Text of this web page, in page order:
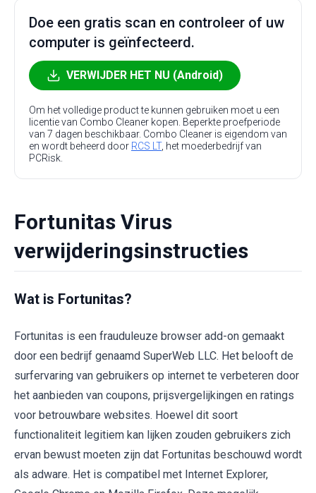
Doe een gratis scan en controleer of uw
computer is geïnfecteerd.
VERWIJDER HET NU (Android)
Om het volledige product te kunnen gebruiken moet u een
licentie van Combo Cleaner kopen. Beperkte proefperiode
van 7 dagen beschikbaar. Combo Cleaner is eigendom van
en wordt beheerd door RCS LT, het moederbedrijf van
PCRisk.
Fortunitas Virus
verwijderingsinstructies
Wat is Fortunitas?
Fortunitas is een frauduleuze browser add-on gemaakt
door een bedrijf genaamd SuperWeb LLC. Het belooft de
surfervaring van gebruikers op internet te verbeteren door
het aanbieden van coupons, prijsvergelijkingen en ratings
voor betrouwbare websites. Hoewel dit soort
functionaliteit legitiem kan lijken zouden gebruikers zich
ervan bewust moeten zijn dat Fortunitas beschouwd wordt
als adware. Het is compatibel met Internet Explorer,